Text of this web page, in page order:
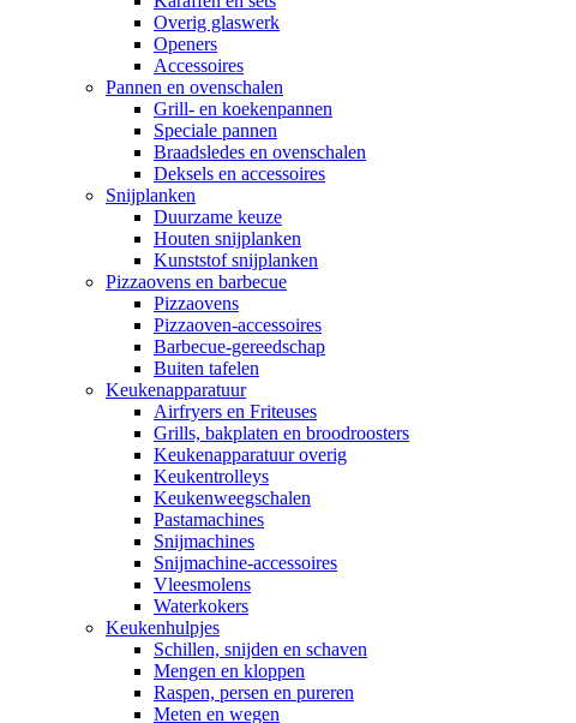
Overig glaswerk
Openers
Accessoires
Pannen en ovenschalen
Grill- en koekenpannen
Speciale pannen
Braadsledes en ovenschalen
Deksels en accessoires
Snijplanken
Duurzame keuze
Houten snijplanken
Kunststof snijplanken
Pizzaovens en barbecue
Pizzaovens
Pizzaoven-accessoires
Barbecue-gereedschap
Buiten tafelen
Keukenapparatuur
Airfryers en Friteuses
Grills, bakplaten en broodroosters
Keukenapparatuur overig
Keukentrolleys
Keukenweegschalen
Pastamachines
Snijmachines
Snijmachine-accessoires
Vleesmolens
Waterkokers
Keukenhulpjes
Schillen, snijden en schaven
Mengen en kloppen
Raspen, persen en pureren
Meten en wegen